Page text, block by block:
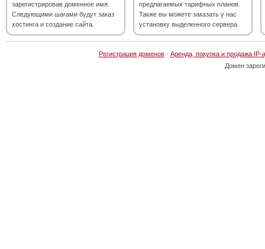
зарегистрировав доменное имя.
Следующими шагами будут заказ
хостинга и создание сайта.
предлагаемых тарифных планов.
Также вы можете заказать у нас
установку выделенного сервера.
Регистрация доменов· Аренда, покупка и продажа IP-
Домен